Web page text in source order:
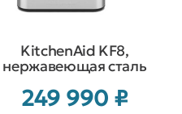
KitchenAid KF8,
нержавеющая сталь
249 990 ₽